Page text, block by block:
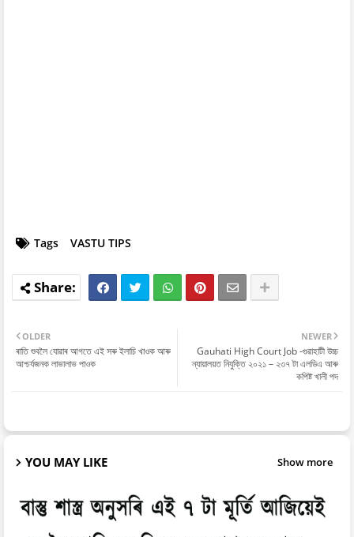
Tags VASTU TIPS
NEWER
Gauhati High Court Job -গুৱাহাটী উচ্চ
ন্যায়ালয়ত নিযুক্তি ২০২১ – ২৩৭ টা এলডিএ আৰু
কপিষ্ট খালী পদ
OLDER
ৰাতি শুবলৈ যোৱাৰ আগতে এই সৰু ইলাচি খাওক আৰু
আশ্চৰ্যজনক লাভালাভ পাওক
YOU MAY LIKE Show more